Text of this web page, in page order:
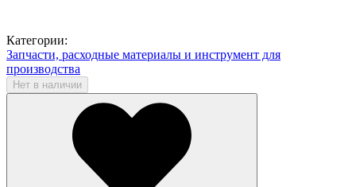
Категории:
Запчасти, расходные материалы и инструмент для
производства
Нет в наличии